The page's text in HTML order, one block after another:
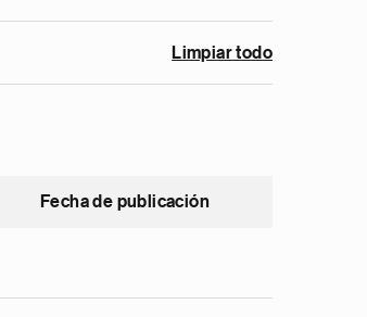
Limpiar todo
Fecha de publicación